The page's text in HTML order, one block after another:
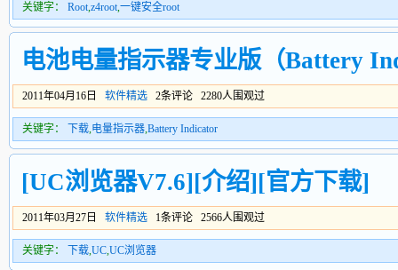
关键字： Root,z4root,一键安全root
电池电量指示器专业版（Battery
2011年04月16日 软件精选 2条评论 2280人围观过
关键字： 下载,电量指示器,Battery Indicator
[UC浏览器V7.6][介绍][官方下载]
2011年03月27日 软件精选 1条评论 2566人围观过
关键字： 下载,UC,UC浏览器